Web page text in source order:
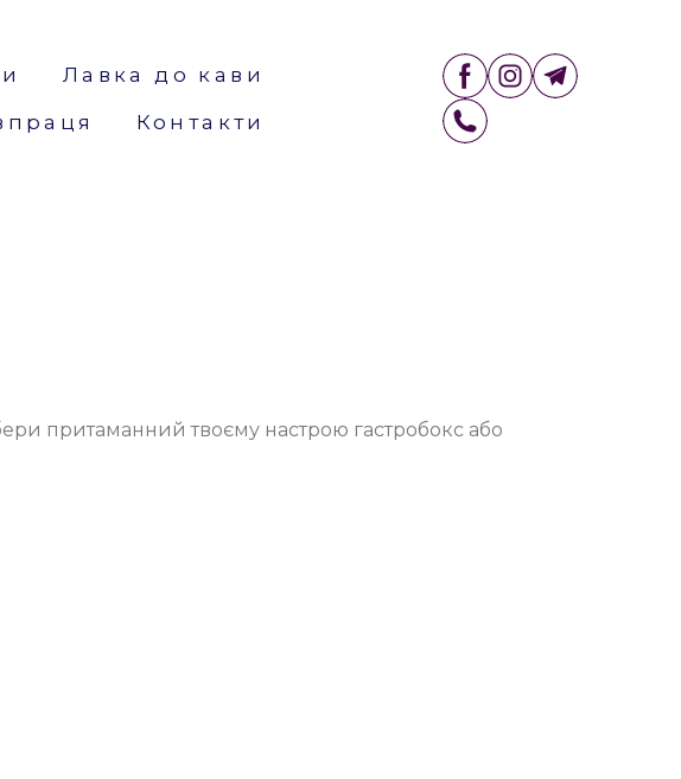
Лавка до кави
Контакти
притаманний твоєму настрою гастробокс або